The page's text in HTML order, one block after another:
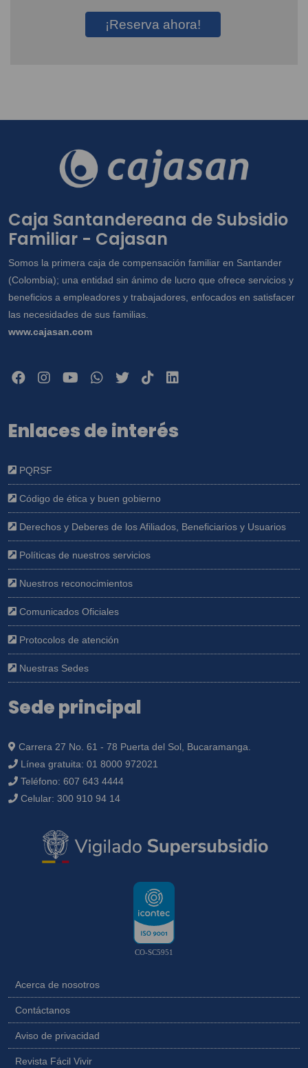
¡Reserva ahora!
Caja Santandereana de Subsidio
Familiar - Cajasan
Somos la primera caja de compensación familiar en Santander
(Colombia); una entidad sin ánimo de lucro que ofrece servicios y
beneficios a empleadores y trabajadores, enfocados en satisfacer
las necesidades de sus familias.
www.cajasan.com
Enlaces de interés
PQRSF
Código de ética y buen gobierno
Derechos y Deberes de los Afiliados, Beneficiarios y Usuarios
Políticas de nuestros servicios
Nuestros reconocimientos
Comunicados Oficiales
Protocolos de atención
Nuestras Sedes
Sede principal
Carrera 27 No. 61 - 78 Puerta del Sol, Bucaramanga.
Línea gratuita: 01 8000 972021
Teléfono: 607 643 4444
Celular: 300 910 94 14
CO-SC5951
Acerca de nosotros
Contáctanos
Aviso de privacidad
Revista Fácil Vivir